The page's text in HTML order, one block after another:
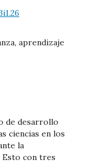
aprendizaje
de desarrollo
ciencias en los
la
Esto con tres